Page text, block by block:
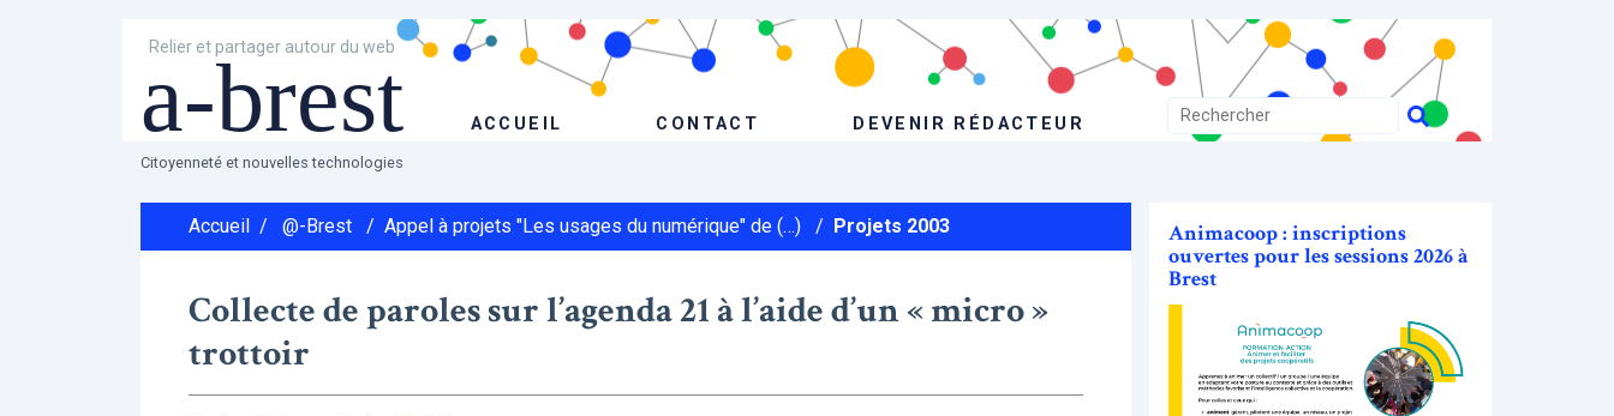
Relier et partager autour du web
a-brest ACCUEIL CONTACT DEVENIR RÉDACTEUR
Citoyenneté et nouvelles technologies
Accueil / @-Brest / Appel à projets "Les usages du numérique" de (…) / Projets 2003
Collecte de paroles sur l’agenda 21 à l’aide d’un « micro »
trottoir
Animacoop : inscriptions
ouvertes pour les sessions 2026 à
Brest